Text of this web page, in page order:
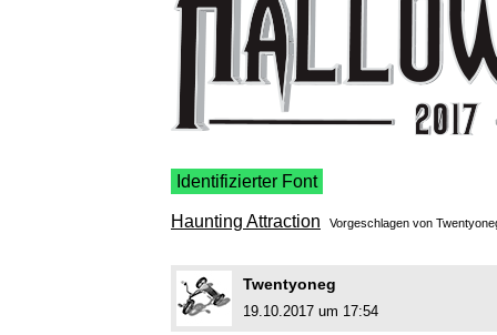
Identifizierter Font
Haunting Attraction Vorgeschlagen von
Twentyoneg
19.10.2017 um 17:54